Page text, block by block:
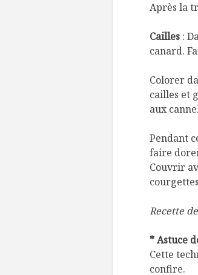
Après la
Cailles :
canard.
Colorer
cailles et
aux
Pendant
faire
Couvrir
Recette
* Astuce
Cette
confire.